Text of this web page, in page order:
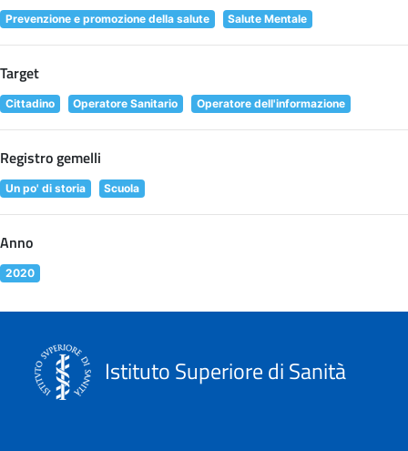
Prevenzione e promozione della salute Salute Mentale
Target
Cittadino Operatore Sanitario Operatore dell'informazione
Registro gemelli
Un po' di storia Scuola
Anno
2020
Istituto Superiore di Sanità